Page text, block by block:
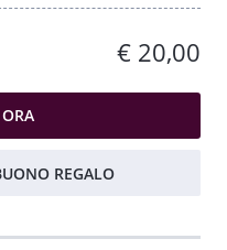
€ 20,00
REGALO